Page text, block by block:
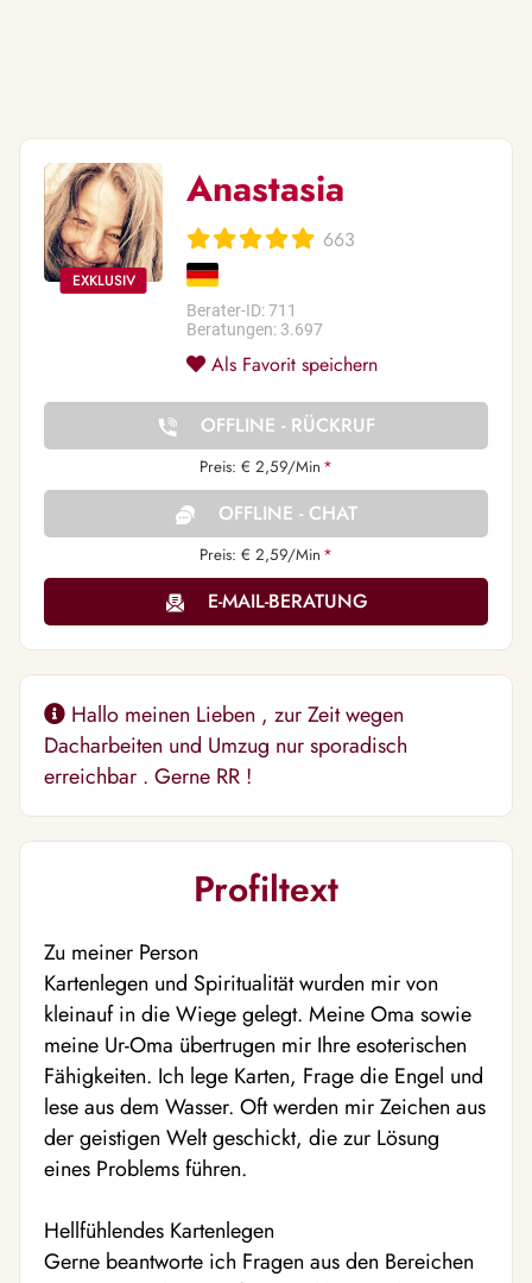
Anastasia
663
Berater-ID: 711
Beratungen: 3.697
Als Favorit speichern
OFFLINE - RÜCKRUF
Preis: € 2,59/Min *
OFFLINE - CHAT
Preis: € 2,59/Min *
E-MAIL-BERATUNG
Hallo meinen Lieben , zur Zeit wegen
Dacharbeiten und Umzug nur sporadisch
erreichbar . Gerne RR !
Profiltext
Zu meiner Person
Kartenlegen und Spiritualität wurden mir von
kleinauf in die Wiege gelegt. Meine Oma sowie
meine Ur-Oma übertrugen mir Ihre esoterischen
Fähigkeiten. Ich lege Karten, Frage die Engel und
lese aus dem Wasser. Oft werden mir Zeichen aus
der geistigen Welt geschickt, die zur Lösung
eines Problems führen.
Hellfühlendes Kartenlegen
Gerne beantworte ich Fragen aus den Bereichen